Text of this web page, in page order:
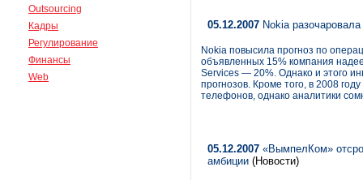
Outsourcing
Кадры
Регулирование
Финансы
Web
05.12.2007 Nokia
Nokia повысила прогноз по
объявленных 15% компания
Services — 20%. Однако и этого
прогнозов. Кроме того, в 2008
телефонов, однако аналитики
05.12.2007 «ВымпелКом»
амбиции (Новости)